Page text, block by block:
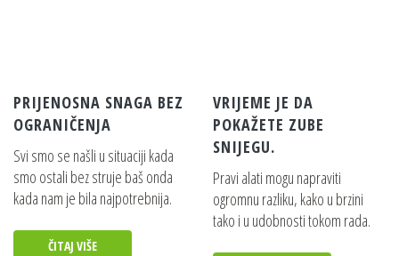
PRIJENOSNA SNAGA BEZ
OGRANIČENJA
Svi smo se našli u situaciji kada
smo ostali bez struje baš onda
kada nam je bila najpotrebnija.
ČITAJ VIŠE
VRIJEME JE DA
POKAŽETE ZUBE
SNIJEGU.
Pravi alati mogu napraviti
ogromnu razliku, kako u brzini
tako i u udobnosti tokom rada.